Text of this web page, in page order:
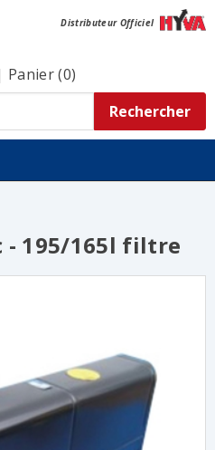
Distributeur Officiel
Panier (0)
- 195/165l filtre